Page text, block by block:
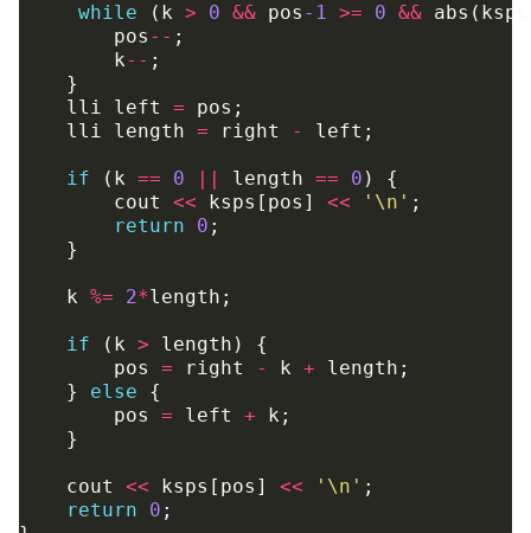
while ( k > 0 && pos -1 >= 0 && abs ( ksps
pos -- ;
k-- ;
}
lli
left = pos ;
lli
length = right - left ;
if ( k == 0 || length == 0 )
{
cout
<< ksps [ pos ] << '\n' ;
return
0 ;
}
k %= 2*length ;
if ( k > length )
{
pos
= right - k + length ;
}
else
{
pos
= left + k ;
}
cout << ksps [ pos ] << '\n' ;
return
0 ;